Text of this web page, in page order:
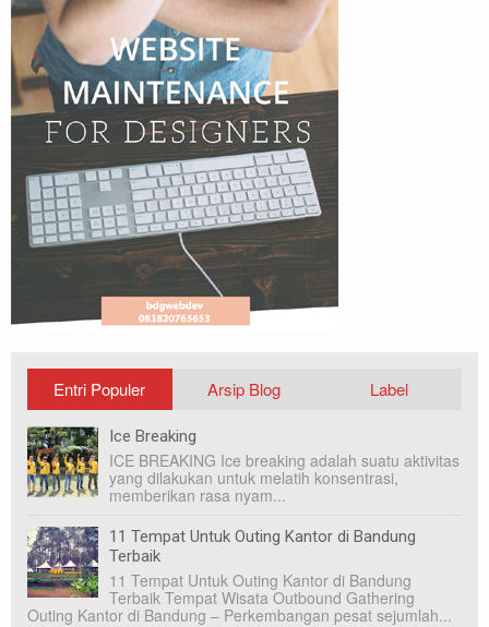
Entri Populer Arsip Blog Label
Ice Breaking
ICE BREAKING Ice breaking adalah suatu aktivitas
yang dilakukan untuk melatih konsentrasi,
memberikan rasa nyam...
11 Tempat Untuk Outing Kantor di Bandung
Terbaik
11 Tempat Untuk Outing Kantor di Bandung
Terbaik Tempat Wisata Outbound Gathering
Outing Kantor di Bandung – Perkembangan pesat sejumlah...